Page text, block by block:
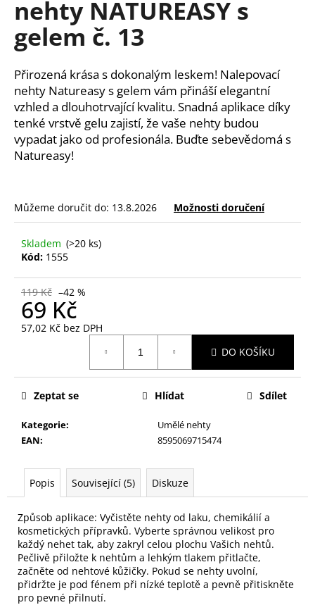
nehty NATUREASY s
gelem č. 13
Přirozená krása s dokonalým leskem! Nalepovací
nehty Natureasy s gelem vám přináší elegantní
vzhled a dlouhotrvající kvalitu. Snadná aplikace díky
tenké vrstvě gelu zajistí, že vaše nehty budou
vypadat jako od profesionála. Buďte sebevědomá s
Natureasy!
Můžeme doručit do: 13.8.2026 Možnosti doručení
Skladem (>20 ks)
Kód: 1555
119 Kč –42 %
69 Kč
57,02 Kč bez DPH
DO KOŠÍKU
Kategorie:
Umělé nehty
EAN: 8595069715474
Zeptat se Hlídat Sdílet
Popis Související (5) Diskuze
Způsob aplikace: Vyčistěte nehty od laku, chemikálií a
kosmetických přípravků. Vyberte správnou velikost pro
každý nehet tak, aby zakryl celou plochu Vašich nehtů.
Pečlivě přiložte k nehtům a lehkým tlakem přitlačte,
začněte od nehtové kůžičky. Pokud se nehty uvolní,
přidržte je pod fénem při nízké teplotě a pevně přitiskněte
pro pevné přilnutí.
a
j
í
t
?
D
o
p
u
u
m
e
KONTUROVACÍ
TUŽKA
OČI
VYSOUVACÍ
S
01
ČERNÁ
85
Kč